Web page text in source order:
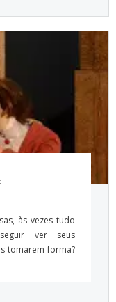
às vezes tudo
ver seus
tomarem forma?